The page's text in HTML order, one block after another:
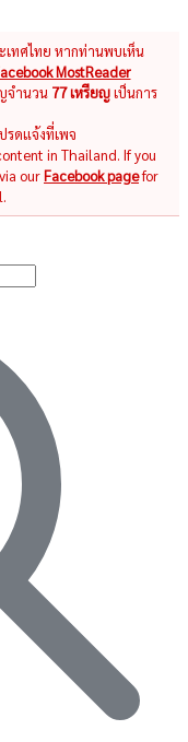
เทศไทย หากท่านพบเห็น
MostReader
จำนวน 77 เหรียญเป็นการ
รดแจ้งที่เพจ
in Thailand. If you
ourFacebook pagefor